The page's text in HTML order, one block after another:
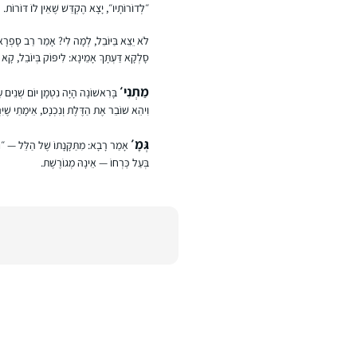
״לְדוֹרוֹתָיו״, יָצָא הֶקְדֵּשׁ שֶׁאֵין לוֹ דּוֹרוֹת.
לֹא יֵצֵא בַּיּוֹבֵל, לְמָה לִי? אָמַר רַב
סָלְקָא דַּעְתָּךְ אָמֵינָא: לִיפּוֹק בְּיוֹבֵל, קָא
מַתְנִי׳ בָּרִאשׁוֹנָה הָיָה נִטְמָן יוֹם
וִיהֵא שׁוֹבֵר אֶת הַדֶּלֶת וְנִכְנָס, אֵימָתַי
גְּמָ׳ אָמַר רָבָא: מִתַּקָּנָתוֹ שֶׁל הַלֵּל —
בְּעַל כׇּרְחוֹ — אֵינָהּ מְגוֹרֶשֶׁת.